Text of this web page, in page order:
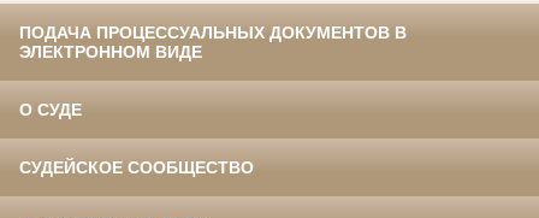
ПОДАЧА ПРОЦЕССУАЛЬНЫХ ДОКУМЕНТОВ В
ЭЛЕКТРОННОМ ВИДЕ
О СУДЕ
СУДЕЙСКОЕ СООБЩЕСТВО